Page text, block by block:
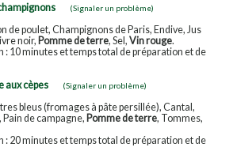
(Signaler un problème)
de poulet, Champignons de Paris, Endive, Jus
noir, Pomme de terre, Sel, Vin rouge.
: 10 minutes et temps total de préparation et de
aux cèpes
(Signaler un problème)
bleus (fromages à pâte persillée), Cantal,
de campagne, Pomme de terre, Tommes,
: 20 minutes et temps total de préparation et de